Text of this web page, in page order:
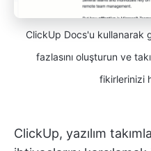
ClickUp Docs'u kullanarak
fazlasını oluşturun ve
fikirlerinizi
ClickUp, yazılım